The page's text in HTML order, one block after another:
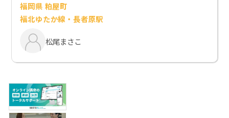
福岡県 粕屋町
福北ゆたか線・長者原駅
松尾まさこ